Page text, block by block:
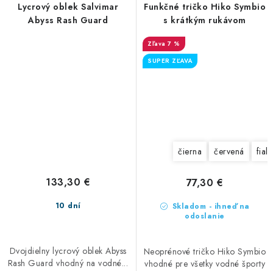
Lycrový oblek Salvimar
Abyss Rash Guard
10 dní
133,30 €
Dvojdielny lycrový oblek Abyss
Rash Guard vhodný na vodné...
Funkčné tričko Hiko Symbio
s krátkým rukávom
7 %
SUPER ZĽAVA
čierna červená
Skladom - ihneď na
odoslanie
77,30 €
Neoprénové tričko Hiko Symbio
vhodné pre všetky vodné športy